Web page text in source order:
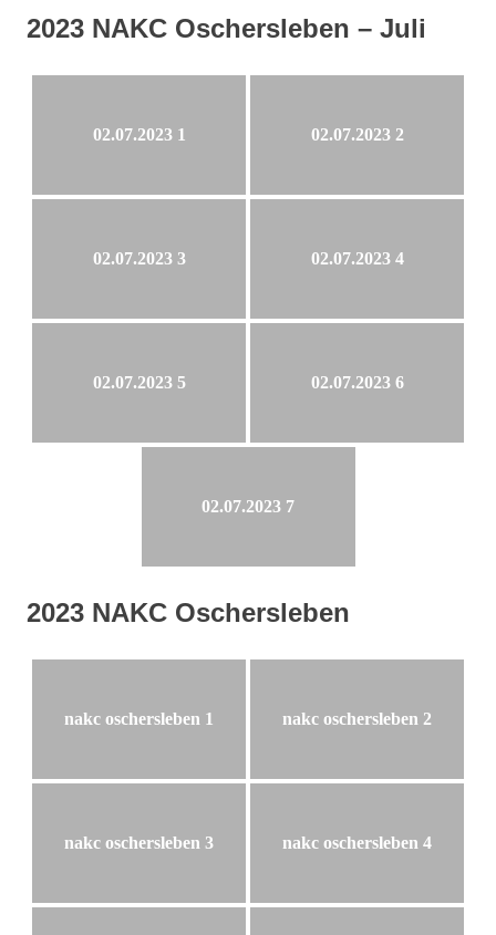
2023 NAKC Oschersleben – Juli
02.07.2023 1 02.07.2023 2
02.07.2023 3 02.07.2023 4
02.07.2023 5 02.07.2023 6
02.07.2023 7
2023 NAKC Oschersleben
nakc oschersleben 1 nakc oschersleben 2
nakc oschersleben 3 nakc oschersleben 4